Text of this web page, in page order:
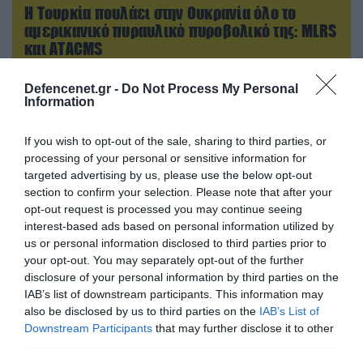
Defencenet.gr - Do Not Process My Personal
Information
If you wish to opt-out of the sale, sharing to third parties, or
processing of your personal or sensitive information for
targeted advertising by us, please use the below opt-out
section to confirm your selection. Please note that after your
opt-out request is processed you may continue seeing
interest-based ads based on personal information utilized by
us or personal information disclosed to third parties prior to
your opt-out. You may separately opt-out of the further
disclosure of your personal information by third parties on the
IAB’s list of downstream participants. This information may
also be disclosed by us to third parties on the IAB’s List of
Downstream Participants that may further disclose it to other
Η Τουρκία πουλάει στην Ουκρανία όλο το
αμερικανικό πυραυλικό πυροβολικό της: MLRS
και ΑΤΑCMS
08.08.2026 | 17:02
ΕΚΤΑΚΤΟ: Τρεις Μεραρχίες του
βορειοκορεατικού Στρατού αναπτύχθηκαν
ταχύτατα στη Ρωσία